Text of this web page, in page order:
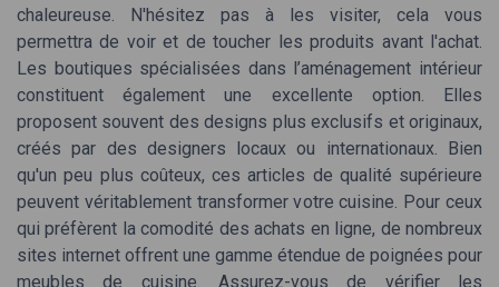
chaleureuse. N'hésitez pas à les visiter, cela vous
permettra de voir et de toucher les produits avant l'achat.
Les boutiques spécialisées dans l’aménagement intérieur
constituent également une excellente option. Elles
proposent souvent des designs plus exclusifs et originaux,
créés par des designers locaux ou internationaux. Bien
qu'un peu plus coûteux, ces articles de qualité supérieure
peuvent véritablement transformer votre cuisine. Pour ceux
qui préfèrent la comodité des achats en ligne, de nombreux
sites internet offrent une gamme étendue de poignées pour
meubles de cuisine. Assurez-vous de vérifier les